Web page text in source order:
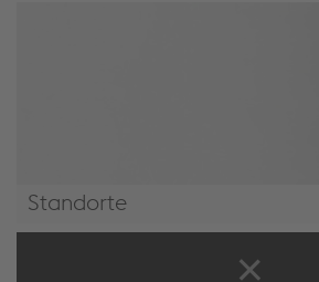
Standorte